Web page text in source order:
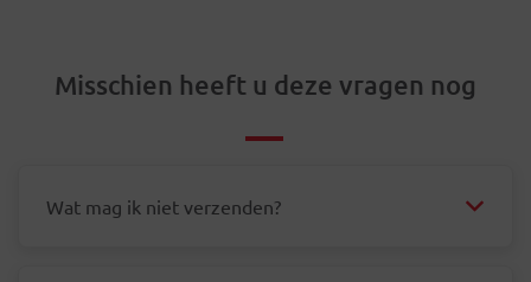
Misschien heeft u deze vragen nog
Wat mag ik niet verzenden?